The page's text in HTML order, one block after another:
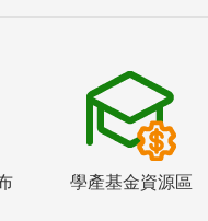
學產基金資源區